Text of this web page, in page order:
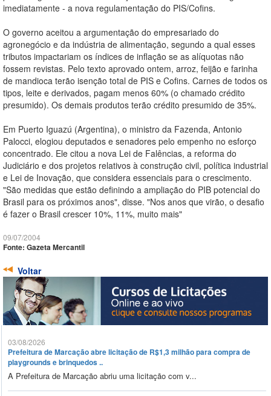
imediatamente - a nova regulamentação do PIS/Cofins.
O governo aceitou a argumentação do empresariado do
agronegócio e da indústria de alimentação, segundo a qual esses
tributos impactariam os índices de inflação se as alíquotas não
fossem revistas. Pelo texto aprovado ontem, arroz, feijão e farinha
de mandioca terão isenção total de PIS e Cofins. Carnes de todos os
tipos, leite e derivados, pagam menos 60% (o chamado crédito
presumido). Os demais produtos terão crédito presumido de 35%.
Em Puerto Iguazú (Argentina), o ministro da Fazenda, Antonio
Palocci, elogiou deputados e senadores pelo empenho no esforço
concentrado. Ele citou a nova Lei de Falências, a reforma do
Judiciário e dos projetos relativos à construção civil, política industrial
e Lei de Inovação, que considera essenciais para o crescimento.
"São medidas que estão definindo a ampliação do PIB potencial do
Brasil para os próximos anos", disse. "Nos anos que virão, o desafio
é fazer o Brasil crescer 10%, 11%, muito mais"
09/07/2004
Fonte: Gazeta Mercantil
Voltar
03/08/2026
Prefeitura de Marcação abre licitação de R$1,3 milhão para compra de
playgrounds e brinquedos ..
A Prefeitura de Marcação abriu uma licitação com v...